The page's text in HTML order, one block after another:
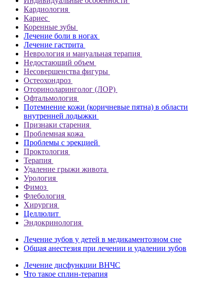
Кардиология
Кариес
Коренные зубы
Лечение боли в ногах
Лечение гастрита
Неврология и мануальная терапия
Недостающий объем
Несовершенства фигуры
Остеохондроз
Оториноларинголог (ЛОР)
Офтальмология
Потемнение кожи (коричневые пятна) в области
внутренней лодыжки
Признаки старения
Проблемная кожа
Проблемы с эрекцией
Проктология
Терапия
Удаление грыжи живота
Урология
Фимоз
Флебология
Хирургия
Целлюлит
Эндокринология
Лечение зубов у детей в медикаментозном сне
Общая анестезия при лечении и удалении зубов
Лечение дисфункции ВНЧС
Что такое сплин-терапия